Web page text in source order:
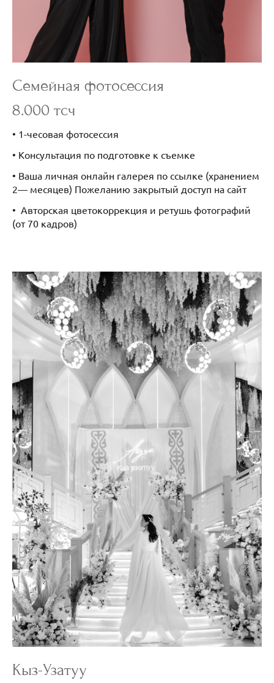
Семейная фотосессия
8.000 тсч
• 1-чесовая фотосессия
• Консультация по подготовке к съемке
• Ваша личная онлайн галерея по ссылке (хранением
2— месяцев) Пожеланию закрытый доступ на сайт
• Авторская цветокоррекция и ретушь фотографий
(от 70 кадров)
Кыз-Узатуу